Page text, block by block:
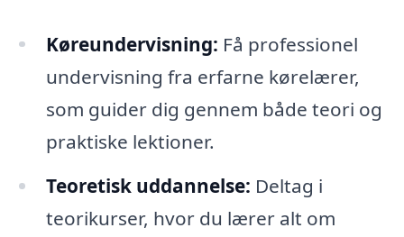
Køreundervisning: Få professionel
undervisning fra erfarne kørelærer,
som guider dig gennem både teori og
praktiske lektioner.
Teoretisk uddannelse: Deltag i
teorikurser, hvor du lærer alt om